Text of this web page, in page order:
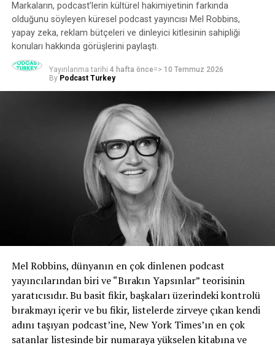
Süreç keyfi işlemiyor. Aslında, Spotify Podcast Editoryal
ekibi tarafından çok fazla üzerinde düşünülüyor.
Spotify’da gördüğünüz küratörlü podcast’lerin
hakemleri, zamanlarının çoğunu uygulamada
podcast’leri dinleyerek ve programlayarak geçiriyorlar.
Bir içerik oluşturucunun Spotify Podcast Editoryal
ekibinin dikkatini nasıl çekebileceğini sormak için
doğrudan kaynağa gittik. Brianne O’Brien, Deontay
Morris ve Isabella Way, küratöryel sürecin gizemini
çözmek için buradalar. Küratörlük hedefleri ve belirleyici
faktörler konusunda bize önemli bilgiler verdiler; ayrıca
kendi podcast stratejinize ilham verecek ipuçları da
Spotify Küratörlüğünde Podcast’ler
Editoryal küratörlüğünde podcast ana sayfasında
Çıkanlar sayfasında,topluluk hedeflerindevepodcast
çalma listelerindeyer alan içerik oluşturucular için çok
fazla değer var; özellikle çok daha fazla hayran yakalama
fırsatı.
Markaların, podcast’lerin kültürel hakimiyetinin farkında
olduğunu söyleyen küresel podcast yayıncısı Mel Robbins,
yapay zeka, reklam bütçeleri ve dinleyici kitlesinin sahipliği
konuları hakkında görüşlerini paylaştı.
Yayınlanma tarihi 4 hafta önce=> 10 Temmuz 2026
By Podcast Turkey
Mel Robbins, dünyanın en çok dinlenen podcast
yayıncılarından biri ve “Bırakın Yapsınlar” teorisinin
yaratıcısıdır. Bu basit fikir, başkaları üzerindeki kontrolü
bırakmayı içerir ve bu fikir, listelerde zirveye çıkan kendi
adını taşıyan podcast’ine, New York Times’ın en çok
satanlar listesinde bir numaraya yükselen kitabına ve